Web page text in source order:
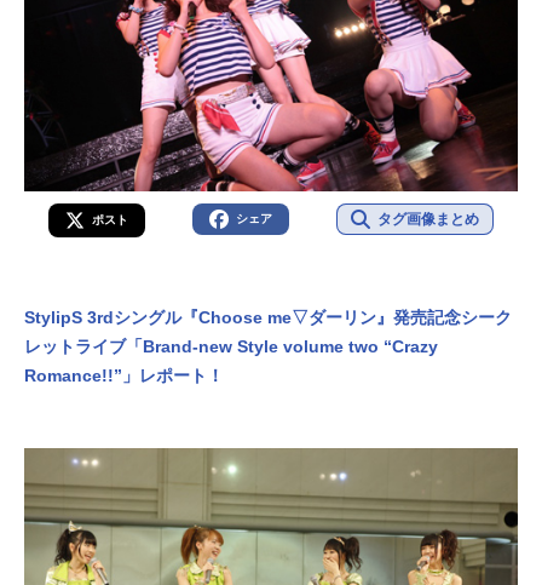
ポスト シェア タグ画像まとめ
StylipS 3rdシングル『Choose me▽ダーリン』発売記念シーク
レットライブ「Brand-new Style volume two “Crazy
Romance!!”」レポート！